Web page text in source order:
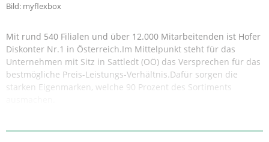
Bild: myflexbox
Mit rund 540 Filialen und über 12.000 Mitarbeitenden ist Hofer
Diskonter Nr.1 in Österreich.Im Mittelpunkt steht für das
Unternehmen mit Sitz in Sattledt (OÖ) das Versprechen für das
bestmögliche Preis-Leistungs-Verhältnis.Dafür sorgen die
starken Eigenmarken, welche 90 Prozent des Sortiments